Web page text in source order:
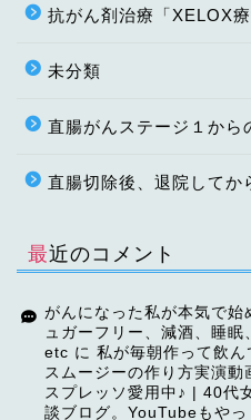
抗がん剤治療「XELOX療
未分類
直腸がんステージ１から
直腸切除後、退院してか
最近のコメント
がんになった私が本気で
ュガーフリー、減酒、睡
etc に 私が毎朝作って飲
スムージーの作り方実演
スプレッソ愛用中♪ | 40代
談ブログ。YouTubeもやっ